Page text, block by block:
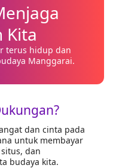
Kita
terus hidup dan
Manggarai.
dan cinta pada
untuk membayar
dan
budaya kita.